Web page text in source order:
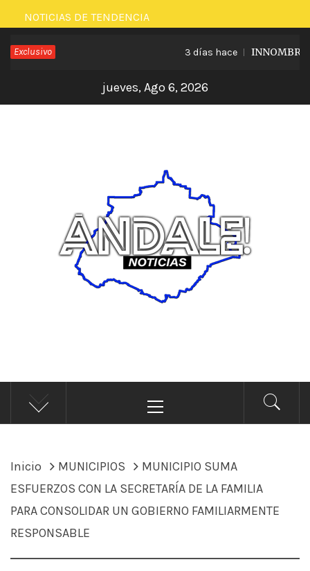
Saltar
al
contenido
NOTICIAS DE TENDENCIA
Exclusivo 3 días hace
jueves, Ago 6, 2026
ÁNDALE NOTICIAS
Noticias
principal
Inicio MUNICIPIOS
MUNICIPIO SUMA
ESFUERZOS CON LA SECRETARÍA DE LA FAMILIA
PARA CONSOLIDAR UN GOBIERNO FAMILIARMENTE
RESPONSABLE